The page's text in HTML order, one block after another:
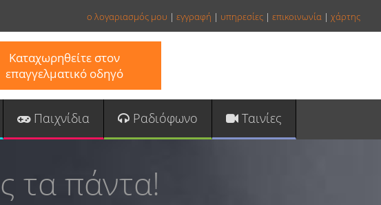
ο λογαριασμός μου | εγγραφή | υπηρεσίες | επικοινωνία | χάρτης
Καταχωρηθείτε στον
επαγγελματικό οδηγό
Παιχνίδια Ραδιόφωνο Ταινίες
τα πάντα!